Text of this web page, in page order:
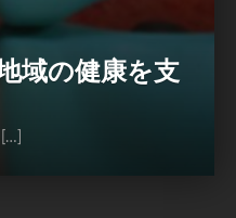
域の健康を支